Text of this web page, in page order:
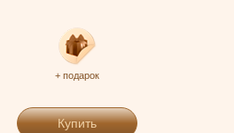
+ подарок
Купить